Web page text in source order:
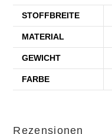
STOFFBREITE
MATERIAL
GEWICHT
FARBE
Rezensionen